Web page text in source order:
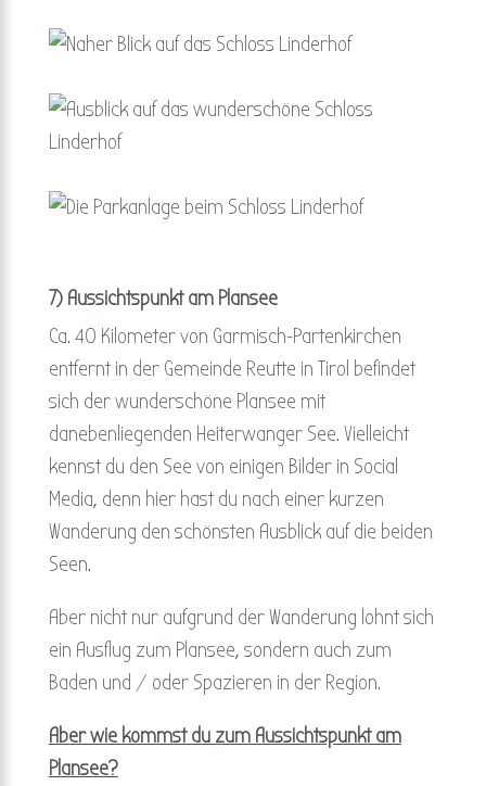
7) Aussichtspunkt am Plansee
Ca. 40 Kilometer von Garmisch-Partenkirchen
entfernt in der Gemeinde Reutte in Tirol befindet
sich der wunderschöne Plansee mit
danebenliegenden Heiterwanger See. Vielleicht
kennst du den See von einigen Bilder in Social
Media, denn hier hast du nach einer kurzen
Wanderung den schönsten Ausblick auf die beiden
Seen.
Aber nicht nur aufgrund der Wanderung lohnt sich
ein Ausflug zum Plansee, sondern auch zum
Baden und / oder Spazieren in der Region.
Aber wie kommst du zum Aussichtspunkt am
Plansee?